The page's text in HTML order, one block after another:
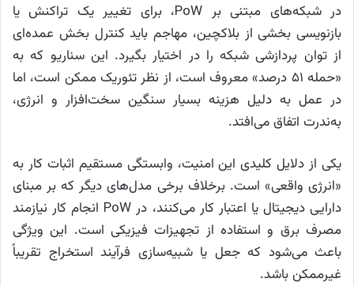
در شبکه‌های مبتنی بر PoW، برای تغییر یک تراکنش یا
بازنویسی بخشی از بلاکچین، مهاجم باید کنترل بخش عمده‌ای
از توان پردازشی شبکه را در اختیار بگیرد. این سناریو که به
«حمله ۵۱ درصد» معروف است، از نظر تئوریک ممکن است، اما
در عمل به دلیل هزینه بسیار سنگین سخت‌افزار و انرژی،
به‌ندرت اتفاق می‌افتد.
یکی از دلایل کلیدی این امنیت، وابستگی مستقیم اثبات کار به
«انرژی واقعی» است. برخلاف برخی مدل‌های دیگر که بر مبنای
دارایی دیجیتال یا اعتبار کار می‌کنند، در PoW انجام کار نیازمند
مصرف برق و استفاده از تجهیزات فیزیکی است. این ویژگی
باعث می‌شود که جعل یا شبیه‌سازی فرآیند استخراج تقریباً
غیرممکن باشد.